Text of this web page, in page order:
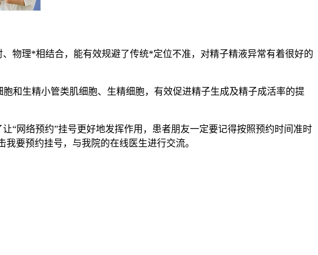
理*相结合，能有效规避了传统*定位不准，对精子精液异常有着很好的
生精小管类肌细胞、生精细胞，有效促进精子生成及精子成活率的提
“网络预约”挂号更好地发挥作用，患者朋友一定要记得按照预约时间准时
我要预约挂号，与我院的在线医生进行交流。